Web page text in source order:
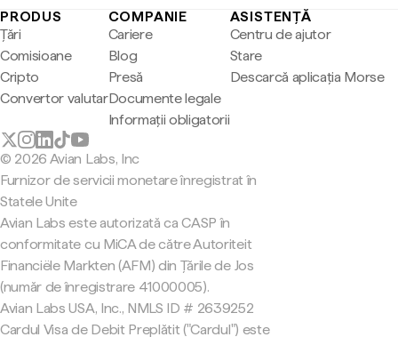
PRODUS
Țări
Comisioane
Cripto
Convertor valutar
COMPANIE
Cariere
Blog
Presă
Documente legale
Informații obligatorii
ASISTENȚĂ
Centru de ajutor
Stare
Descarcă aplicația Morse
© 2026 Avian Labs, Inc
Furnizor de servicii monetare înregistrat în
Statele Unite
Avian Labs este autorizată ca CASP în
conformitate cu MiCA de către Autoriteit
Financiële Markten (AFM) din Țările de Jos
(număr de înregistrare 41000005).
Avian Labs USA, Inc., NMLS ID # 2639252
Cardul Visa de Debit Preplătit ("Cardul") este